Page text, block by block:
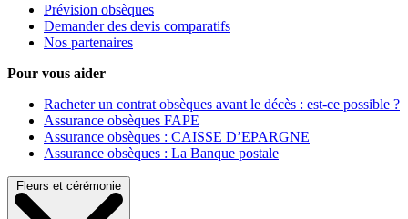
Prévision obsèques
Demander des devis comparatifs
Nos partenaires
Pour vous aider
Racheter un contrat obsèques avant le décès : est-ce possible ?
Assurance obsèques FAPE
Assurance obsèques : CAISSE D’EPARGNE
Assurance obsèques : La Banque postale
Fleurs et cérémonie